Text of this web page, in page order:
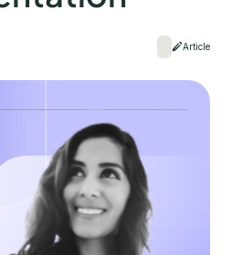
Article